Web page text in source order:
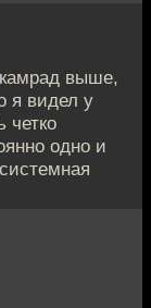
выше,
я видел у
четко
одно и